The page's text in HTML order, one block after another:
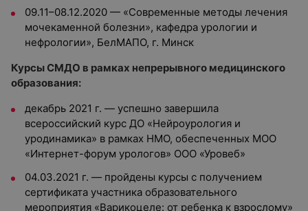
09.11–08.12.2020 — «Современные методы лечения
мочекаменной болезни», кафедра урологии и
нефрологии», БелМАПО, г. Минск
Курсы СМДО в рамках непрерывного медицинского
образования:
декабрь 2021 г. — успешно завершила
всероссийский курс ДО «Нейроурология и
уродинамика» в рамках НМО, обеспеченных МОО
«Интернет-форум урологов» ООО «Уровеб»
04.03.2021 г. — пройдены курсы с получением
сертификата участника образовательного
мероприятия «Варикоцеле: от ребенка к взрослому»